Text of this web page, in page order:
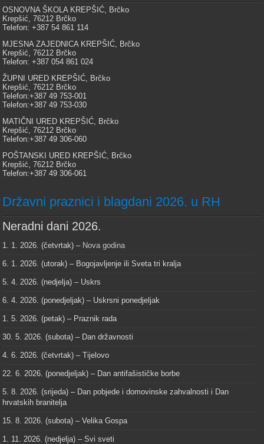
OSNOVNA ŠKOLA KREPŠIĆ, Brčko
Krepšić, 76212 Brčko
Telefon: +387 54 861 114
MJESNA ZAJEDNICA KREPŠIĆ, Brčko
Krepšić, 76212 Brčko
Telefon: +387 054 861 024
ŽUPNI URED KREPŠIĆ, Brčko
Krepšić, 76212 Brčko
Telefon:+387 49 753-001
Telefon:+387 49 753-030
MATIČNI URED KREPŠIĆ, Brčko
Krepšić, 76212 Brčko
Telefon:+387 49 306-060
POŠTANSKI URED KREPŠIĆ, Brčko
Krepšić, 76212 Brčko
Telefon:+387 49 306-061
Državni praznici i blagdani 2026. u RH
Neradni dani 2026.
1. 1. 2026. (četvrtak) – Nova godina
6. 1. 2026. (utorak) – Bogojavljenje ili Sveta tri kralja
5. 4. 2026. (nedjelja) – Uskrs
6. 4. 2026. (ponedjeljak) – Uskrsni ponedjeljak
1. 5. 2026. (petak) – Praznik rada
30. 5. 2026. (subota) – Dan državnosti
4. 6. 2026. (četvrtak) – Tijelovo
22. 6. 2026. (ponedjeljak) – Dan antifašističke borbe
5. 8. 2026. (srijeda) – Dan pobjede i domovinske zahvalnosti i Dan
hrvatskih branitelja
15. 8. 2026. (subota) – Velika Gospa
1. 11. 2026. (nedjelja) – Svi sveti